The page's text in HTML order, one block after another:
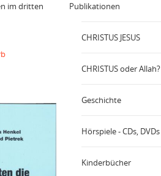
im dritten
Publikationen
CHRISTUS JESUS
CHRISTUS oder Allah?
Geschichte
Hörspiele - CDs, DVDs
Kinderbücher